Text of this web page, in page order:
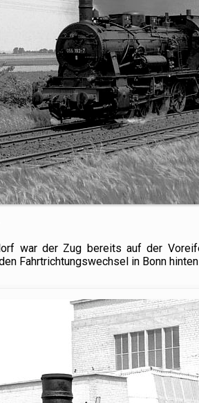
war der Zug bereits auf der
Fahrtrichtungswechsel in Bonn hinten